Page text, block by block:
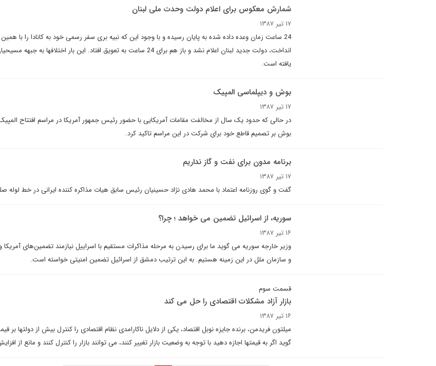
شمارش معکوس برای اعلام دولت وحدت ملی لبنان
۱۷ تیر ۱۳۸۷
24 ساعت زمان وعده داده شده به پایان رسیده و با وجود این که نبیه بری سفر رسمی خود به کانادا را با
یافته است.
بوش و دیپلماسی المپیک
۱۷ تیر ۱۳۸۷
در حالی که حدود یک سال از مخالفت مقامات آمریکایی با حضور رئیس جمهور آمریکا در مراسم افتتاح
بوش بر تصمیم قاطع خود برای شرکت در این مراسم تاکید کرد.
برنامه مدون براى نفت و گاز نداريم
۱۷ تیر ۱۳۸۷
گفت و گوى روزنامه اعتماد با محمد هادى نژاد حسينيان رئيس سابق هيات مذاکره کننده ايرانى در خط لوله
سوريه، از اسرائیل تضمین می خواهد ؛ چرا؟
۱۶ تیر ۱۳۸۷
وزير خارجه سوريه مى گويد ما براى رسیدن به مرحله مذاکرات مستقيم با اسراييل نيازمند تضمين‌هاى آمريکا
و سازمان ملل در این زمینه هستيم. به اين ترتيب دمشق از اسرائيل تضمين امنيتى خواسته است.
قسمت سوم
بازار آزاد مشکلات اقتصادی را حل می کند
۱۶ تیر ۱۳۸۷
میلتون فریدمن، برنده جایزه نوبل اقتصاد، یکی از دلایل ناکارامدی نظام اقتصادی را کنترل بیش از دولتها بر
گوید اگر به قیمتها اجازه دهید با توجه به وضعیت بازار تغییر کنند، می توانند بازار را کنترل کنند و مانع از